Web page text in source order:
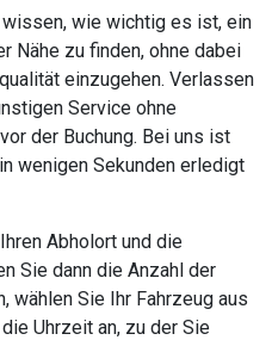
wissen, wie wichtig es ist, ein
Nähe zu finden, ohne dabei
einzugehen. Verlassen
Service ohne
der Buchung. Bei uns ist
wenigen Sekunden erledigt
Abholort und die
Sie dann die Anzahl der
wählen Sie Ihr Fahrzeug aus
Uhrzeit an, zu der Sie